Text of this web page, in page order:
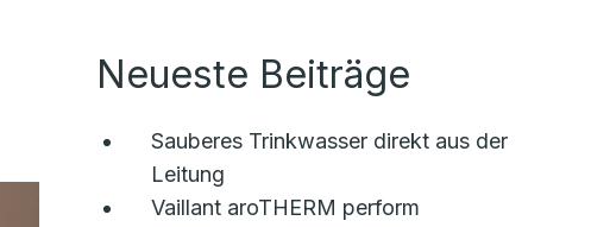
Neueste Beiträge
Sauberes Trinkwasser direkt aus der
Leitung
Vaillant aroTHERM perform